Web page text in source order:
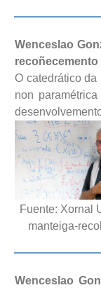
Wenceslao
recoñecemento
O catedrático
non
Fuente: Xornal
manteiga-
Wenceslao